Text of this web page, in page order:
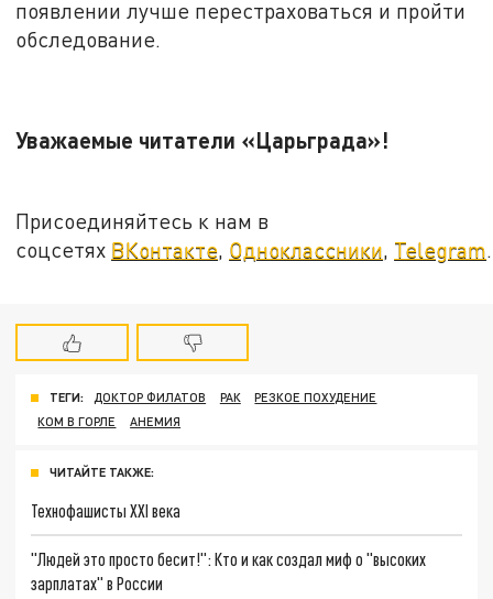
появлении лучше перестраховаться и пройти
обследование.
Уважаемые читатели «Царьграда»!
Присоединяйтесь к нам в
соцсетях ВКонтакте, Одноклассники, Telegram.
ТЕГИ: ДОКТОР ФИЛАТОВ РАК
РЕЗКОЕ ПОХУДЕНИЕ
КОМ В ГОРЛЕ
АНЕМИЯ
ЧИТАЙТЕ ТАКЖЕ:
Технофашисты XXI века
"Людей это просто бесит!": Кто и как создал миф о "высоких
зарплатах" в России